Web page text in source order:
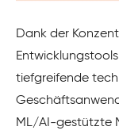
Dank der
tiefgreifende
ML/AI-gestützte